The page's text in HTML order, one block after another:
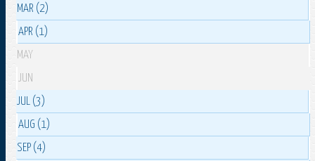
MAR (2)
APR (1)
MAY
JUN
JUL (3)
AUG (1)
SEP (4)